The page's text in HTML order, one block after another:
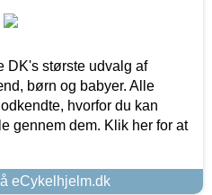
DK's største udvalg af
børn og babyer. Alle
hvorfor du kan
gennem dem. Klik her for at
eCykelhjelm.dk